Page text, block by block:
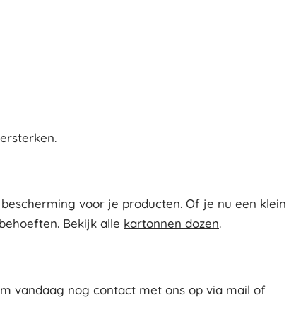
voor je producten. Of je nu een klein
Bekijk alle kartonnen dozen.
vandaag nog contact met ons op via mail of